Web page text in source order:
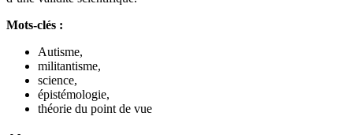
Mots-clés :
Autisme,
militantisme,
science,
épistémologie,
théorie du point de vue